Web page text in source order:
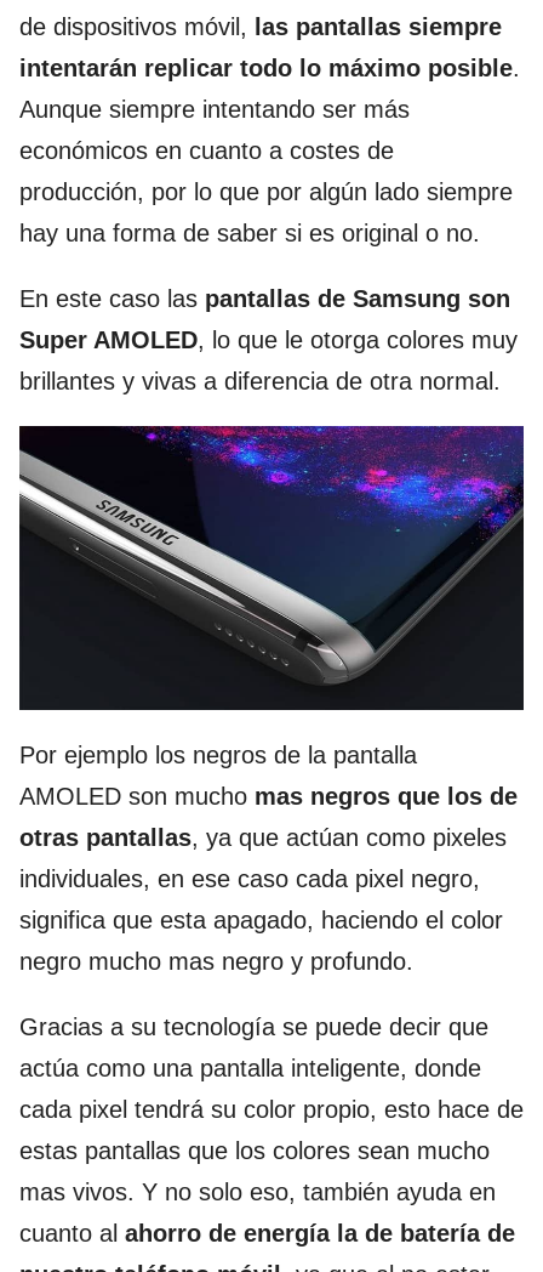
de dispositivos móvil,
las pantallas siempre
intentarán replicar todo lo máximo posible.
Aunque siempre intentando ser más
económicos en cuanto a costes de
producción, por lo que por algún lado siempre
hay una forma de saber si es original o no.
En este caso las pantallas de Samsung son
Super AMOLED, lo que le otorga colores muy
brillantes y vivas a diferencia de otra normal.
Por ejemplo los negros de la pantalla
AMOLED son mucho mas negros que los de
otras pantallas, ya que actúan como pixeles
individuales, en ese caso cada pixel negro,
significa que esta apagado, haciendo el color
negro mucho mas negro y profundo.
Gracias a su tecnología se puede decir que
actúa como una pantalla inteligente, donde
cada pixel tendrá su color propio, esto hace de
estas pantallas que los colores sean mucho
mas vivos. Y no solo eso, también ayuda en
cuanto al ahorro de energía la de batería de